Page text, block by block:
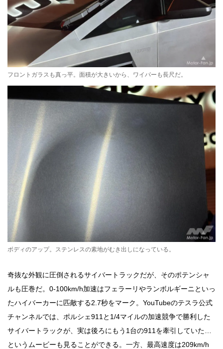
フロントガラスも真っ平。面積が大きいから、ワイパーも長尺だ。
ボディのアップ。ステンレスの素地がむき出しになっている。
奇抜な外観に圧倒されるサイバートラックだが、そのポテンシャ
ルも圧巻だ。0-100km/h加速はフェラーリやランボルギーニといっ
たハイバーカーに匹敵する2.7秒をマーク。YouTubeのテスラ公式
チャンネルでは、ポルシェ911と1/4マイルの加速競争で勝利した
サイバートラックが、実は後ろにもう1台の911を牽引していた…
というムービーも見ることができる。一方、最高速度は209km/h